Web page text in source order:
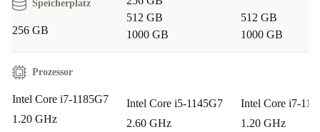
Entscheidungen treffen und nicht nur neu kaufen wollen. Es
verbindet Hochleistungscomputer mit einem Engagement für
Speicherplatz
256 GB
512 GB
1000 GB
512 GB
1000 GB
Prozessor
Intel Core i7-1185G7
1.20 GHz
Intel Core i5-1145G7
2.60 GHz
Intel Core i7-
1.20 GHz